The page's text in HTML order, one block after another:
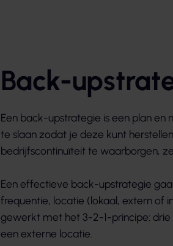
Back-
Een back-upstrategie is een plan
te slaan zodat je deze kunt
bedrijfscontinuïteit te waarborgen,
Een effectieve back-upstrategie
frequentie, locatie (lokaal, extern of
gewerkt met het 3-2-1-principe:
een externe locatie.